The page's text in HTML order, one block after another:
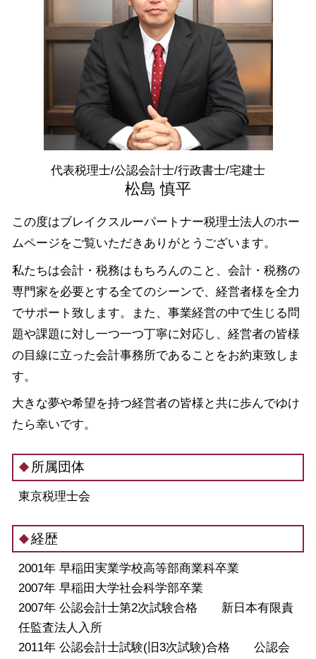
会社 資本金
創業 融資
助成金 制度
合同会社 税金
所得税 納付期限
税理士 顧問
年末調整 いつ
税理士 顧問料
所得税 扶養
融資 埼玉県 税理士
会社設立 群馬県 税理士
融資 神奈川県 税理士
会社設立 栃木県 相談
融資 茨城県 税理士
会社設立 千葉県 相談
融資 江東区 相談
融資 群馬県 相談
会社設立 中央区 相談
代表税理士/公認会計士/行政書士/宅建士
松島 慎平
この度はブレイクスルーパートナー税理士法人のホー
ムページをご覧いただきありがとうございます。
私たちは会計・税務はもちろんのこと、会計・税務の
専門家を必要とする全てのシーンで、経営者様を全力
でサポート致します。また、事業経営の中で生じる問
題や課題に対し一つ一つ丁寧に対応し、経営者の皆様
の目線に立った会計事務所であることをお約束致しま
す。
大きな夢や希望を持つ経営者の皆様と共に歩んでゆけ
たら幸いです。
所属団体
東京税理士会
経歴
2001年 早稲田実業学校高等部商業科卒業
2007年 早稲田大学社会科学部卒業
2007年 公認会計士第2次試験合格 新日本有限責
任監査法人入所
2011年 公認会計士試験(旧3次試験)合格 公認会